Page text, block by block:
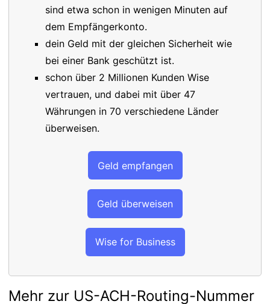
sind etwa schon in wenigen Minuten auf
dem Empfängerkonto.
dein Geld mit der gleichen Sicherheit wie
bei einer Bank geschützt ist.
schon über 2 Millionen Kunden Wise
vertrauen, und dabei mit über 47
Währungen in 70 verschiedene Länder
überweisen.
Geld empfangen
Geld überweisen
Wise for Business
Mehr zur US-ACH-Routing-Nummer